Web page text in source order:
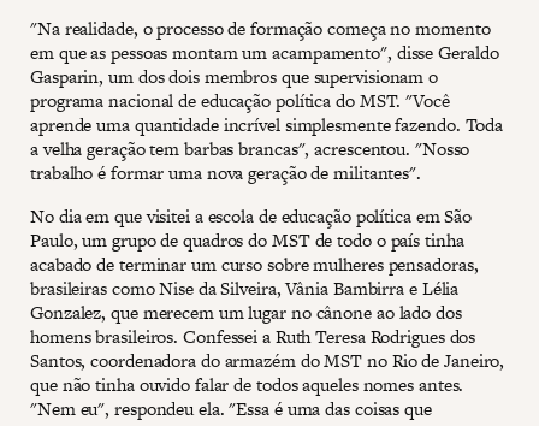
"Na realidade, o processo de formação começa no momento
em que as pessoas montam um acampamento", disse Geraldo
Gasparin, um dos dois membros que supervisionam o
programa nacional de educação política do MST. "Você
aprende uma quantidade incrível simplesmente fazendo. Toda
a velha geração tem barbas brancas", acrescentou. "Nosso
trabalho é formar uma nova geração de militantes".
No dia em que visitei a escola de educação política em São
Paulo, um grupo de quadros do MST de todo o país tinha
acabado de terminar um curso sobre mulheres pensadoras,
brasileiras como Nise da Silveira, Vânia Bambirra e Lélia
Gonzalez, que merecem um lugar no cânone ao lado dos
homens brasileiros. Confessei a Ruth Teresa Rodrigues dos
Santos, coordenadora do armazém do MST no Rio de Janeiro,
que não tinha ouvido falar de todos aqueles nomes antes.
"Nem eu", respondeu ela. "Essa é uma das coisas que